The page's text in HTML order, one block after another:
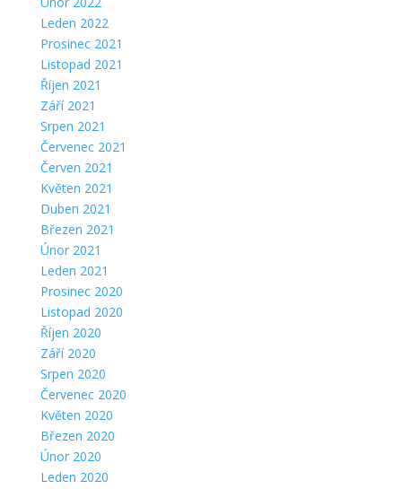
Leden 2022
Prosinec 2021
Listopad 2021
Říjen 2021
Září 2021
Srpen 2021
Červenec 2021
Červen 2021
Květen 2021
Duben 2021
Březen 2021
Únor 2021
Leden 2021
Prosinec 2020
Listopad 2020
Říjen 2020
Září 2020
Srpen 2020
Červenec 2020
Květen 2020
Březen 2020
Únor 2020
Leden 2020